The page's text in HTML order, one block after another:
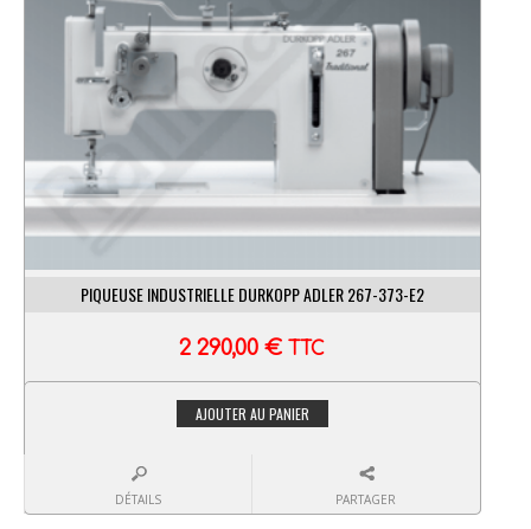
PIQUEUSE INDUSTRIELLE DURKOPP ADLER 267-373-E2
2 290,00€ TTC
AJOUTER AU PANIER
DÉTAILS PARTAGER